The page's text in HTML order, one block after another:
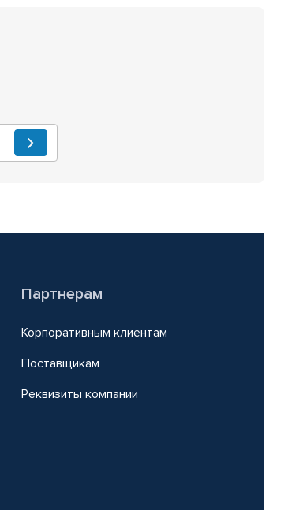
Партнерам
Корпоративным клиентам
Поставщикам
Реквизиты компании